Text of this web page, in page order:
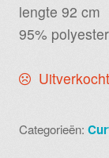
lengte 92 cm
95%
Uitverkocht
Categorieën: